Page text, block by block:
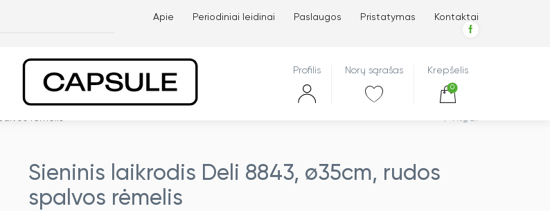
Apie Periodiniai leidinai Paslaugos Pristatymas Kontaktai
Profilis Norų sąrašas Krepšelis
0
rėmelis Atgal
Sieninis laikrodis Deli 8843, ø35cm, rudos
spalvos rėmelis